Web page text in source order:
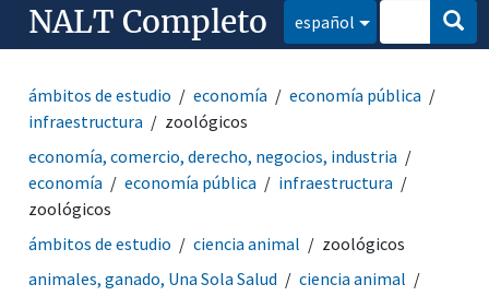
NALT Completo español
ámbitos de estudio economía
economía pública
infraestructura
zoológicos
economía, comercio, derecho, negocios, industria
economía
economía pública
infraestructura
zoológicos
ámbitos de estudio
ciencia animal
zoológicos
animales, ganado, Una Sola Salud
ciencia animal